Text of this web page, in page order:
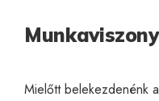
Mielőtt belekezdenénk